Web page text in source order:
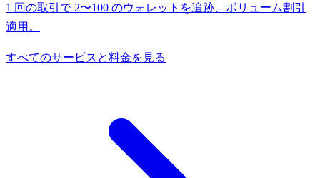
1 回の取引で 2〜100 のウォレットを追跡、ボリューム割引
適用。
すべてのサービスと料金を見る